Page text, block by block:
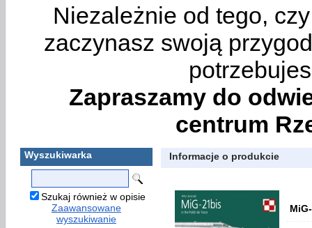
Niezależnie od tego,
zaczynasz swoją
Zapraszamy do
centrum
Wyszukiwarka
Szukaj również w opisie
Zaawansowane
wyszukiwanie
Informacje o produkcie